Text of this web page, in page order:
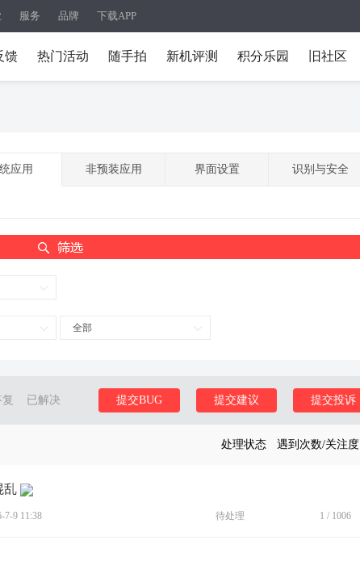
服务 品牌 下载APP
馈 热门活动 随手拍 新机评测 积分乐园 旧社区
应用 非预装应用 界面设置 识别与安全
全部
已解决 提交投诉
提交建议
提交BUG
处理状态 遇到次数/关注度
乱
7-9 11:38 待处理 1 / 1006